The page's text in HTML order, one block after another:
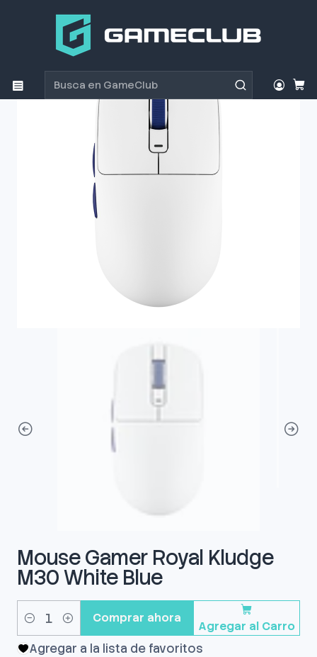
Productos
Mouse Gamer Royal Kludge M30 White Blue
Mouse Gamer Royal Kludge
M30 White Blue
Cantidad Agregar al Carro
Comprar ahora
Agregar a la lista de favoritos